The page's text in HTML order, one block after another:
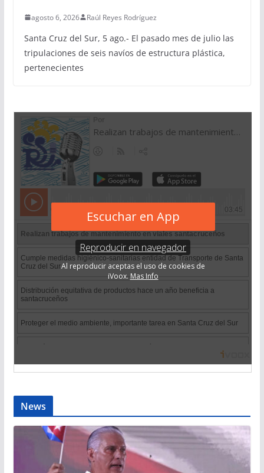
agosto 6, 2026 Raúl Reyes Rodríguez
Santa Cruz del Sur, 5 ago.- El pasado mes de julio las
tripulaciones de seis navíos de estructura plástica,
pertenecientes
News